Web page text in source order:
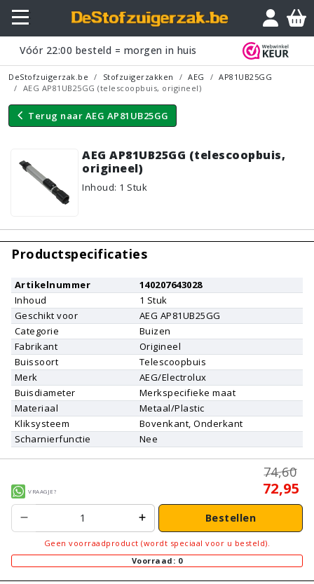
Vóór 22:00 besteld = morgen in huis
DeStofzuigerzak.be Stofzuigerzakken AEG
AP81UB25GG
AEG AP81UB25GG (telescoopbuis, origineel)
Terug naar AEG AP81UB25GG
AEG AP81UB25GG (telescoopbuis,
origineel)
Inhoud: 1 Stuk
Vraagje?
Productspecificaties
Artikelnummer
140207643028
Inhoud
1 Stuk
Geschikt voor
AEG AP81UB25GG
Categorie
Buizen
Fabrikant
Origineel
Buissoort
Telescoopbuis
Merk
AEG/Electrolux
Buisdiameter
Merkspecifieke maat
Materiaal
Metaal/Plastic
Kliksysteem
Bovenkant, Onderkant
Scharnierfunctie
Nee
Vraagje?
74,60
72,95
Bestellen
Geen voorraadproduct (wordt speciaal voor u besteld).
Voorraad: 0